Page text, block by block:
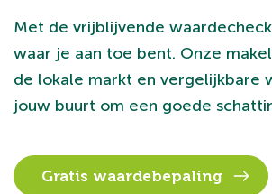
Met de vrijblijvende
waar je aan toe bent. Onze
de lokale markt en vergelijkbare
jouw buurt om een goede
Gratis waardebepaling